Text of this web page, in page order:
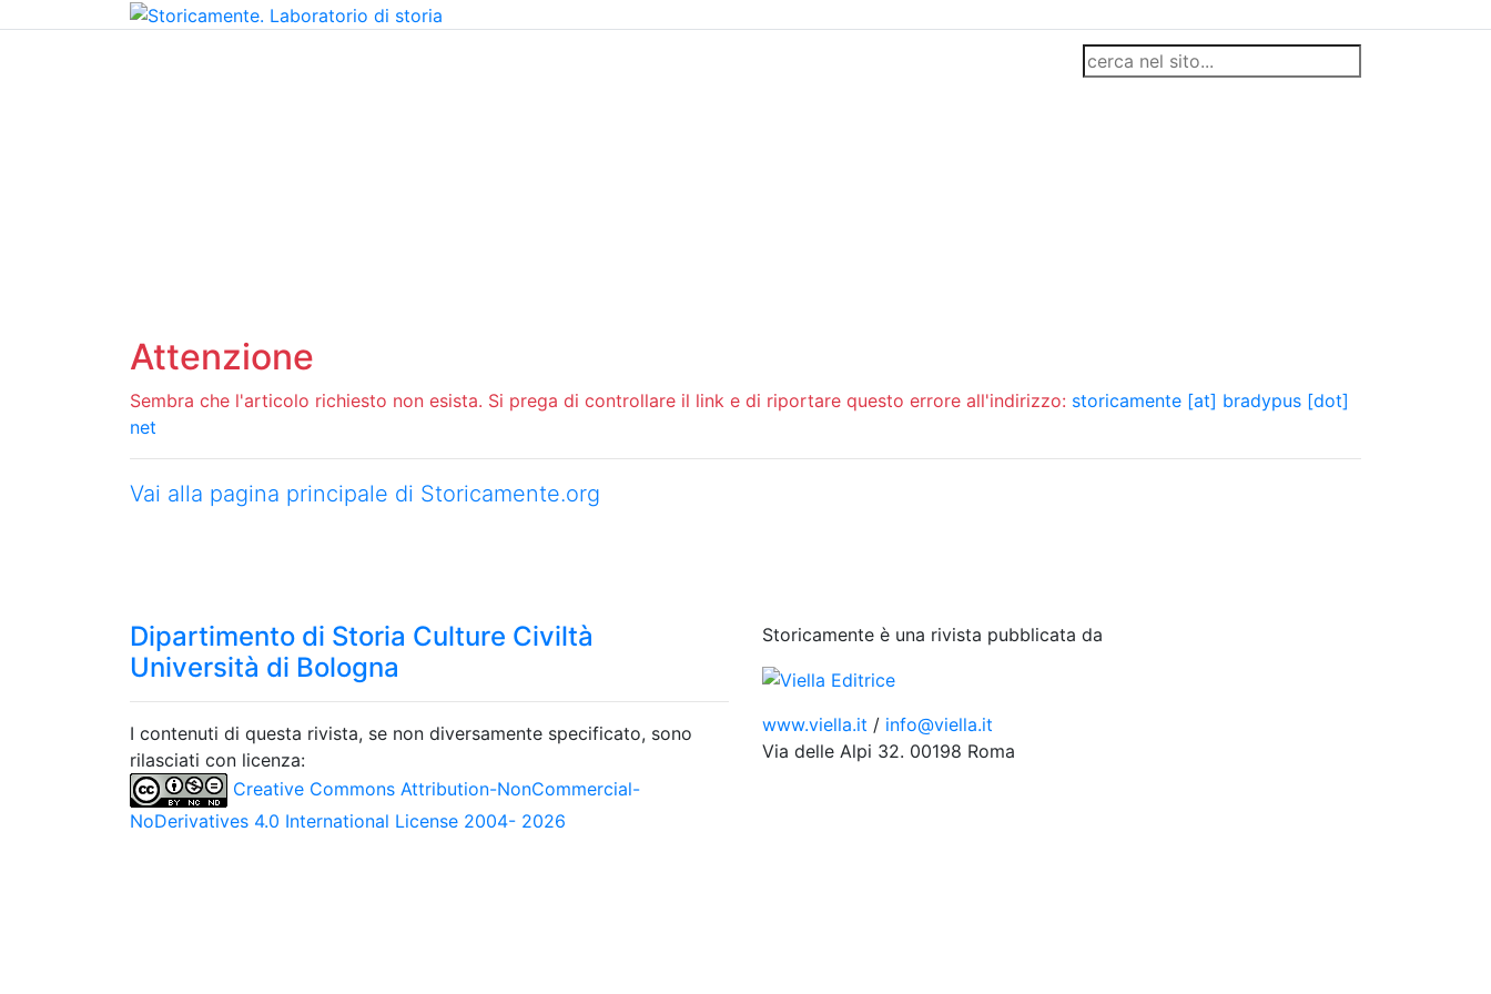
Attenzione
Sembra che l'articolo richiesto non esista. Si prega di controllare il link e di riportare questo errore all'indirizzo: storicamente [at] bradypus [dot]
net
Vai alla pagina principale di Storicamente.org
Dipartimento di Storia Culture Civiltà
Università di Bologna
I contenuti di questa rivista, se non diversamente specificato, sono
rilasciati con licenza:
Creative Commons Attribution-NonCommercial-
NoDerivatives 4.0 International License 2004- 2026
Storicamente è una rivista pubblicata da
www.viella.it / info@viella.it
Via delle Alpi 32. 00198 Roma